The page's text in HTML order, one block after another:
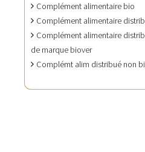
Complément alimentaire bio
Complément alimentaire
Complément alimentaire
de marque biover
Complémt alim distribué non